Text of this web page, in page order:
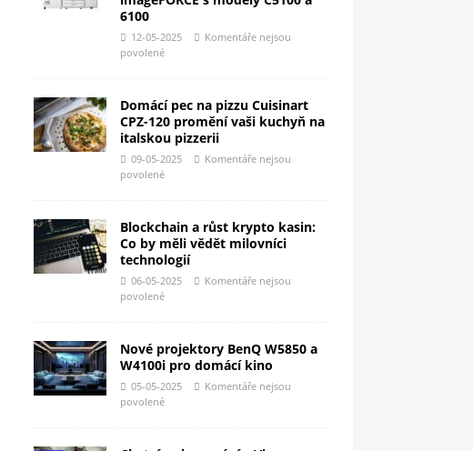
6100
12-05-2025
Komentáře nejsou
povolené
Domácí pec na pizzu Cuisinart
CPZ-120 promění vaši kuchyň na
italskou pizzerii
09-05-2025
Komentáře nejsou
povolené
Blockchain a růst krypto kasin:
Co by měli vědět milovníci
technologií
06-05-2025
Komentáře nejsou
povolené
Nové projektory BenQ W5850 a
W4100i pro domácí kino
05-05-2025
Komentáře nejsou
povolené